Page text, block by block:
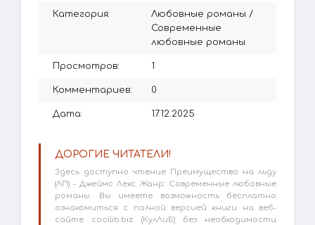
Категория: Любовные романы /
Современные
любовные романы
Просмотров: 1
Комментариев: 0
Дата: 17.12.2025
ДОРОГИЕ ЧИТАТЕЛИ!
Здесь доступно чтение Преимущество на льду
(ЛП) - Джеймс Лекс. Жанр: Современные любовные
романы. Вы имеете возможность бесплатно
ознакомиться с полной версией книги на веб-
сайте coollib.biz (КулЛиБ) без необходимости